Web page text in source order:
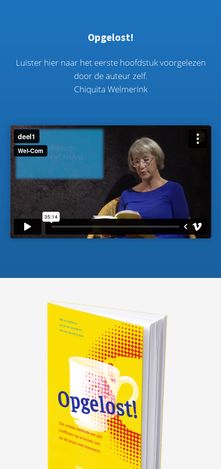
Opgelost!
Luister hier naar het eerste hoofdstuk voorgelezen
door de auteur zelf.
Chiquita Welmerink